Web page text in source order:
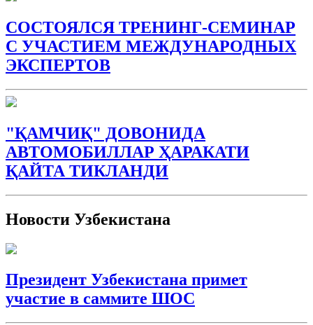
СОСТОЯЛСЯ ТРЕНИНГ-СЕМИНАР
С УЧАСТИЕМ МЕЖДУНАРОДНЫХ
ЭКСПЕРТОВ
"ҚАМЧИҚ" ДОВОНИДА
АВТОМОБИЛЛАР ҲАРАКАТИ
ҚАЙТА ТИКЛАНДИ
Новости Узбекистана
Президент Узбекистана примет
участие в саммите ШОС